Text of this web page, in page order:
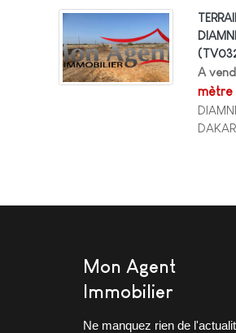
A
mètre
Mon Agent
Immobilier
Ne manquez rien de